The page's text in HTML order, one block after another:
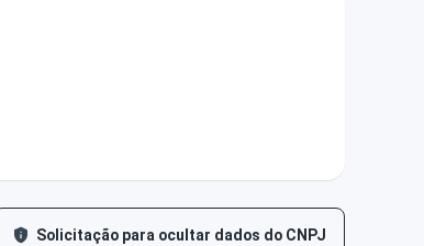
Solicitação para ocultar dados do CNPJ